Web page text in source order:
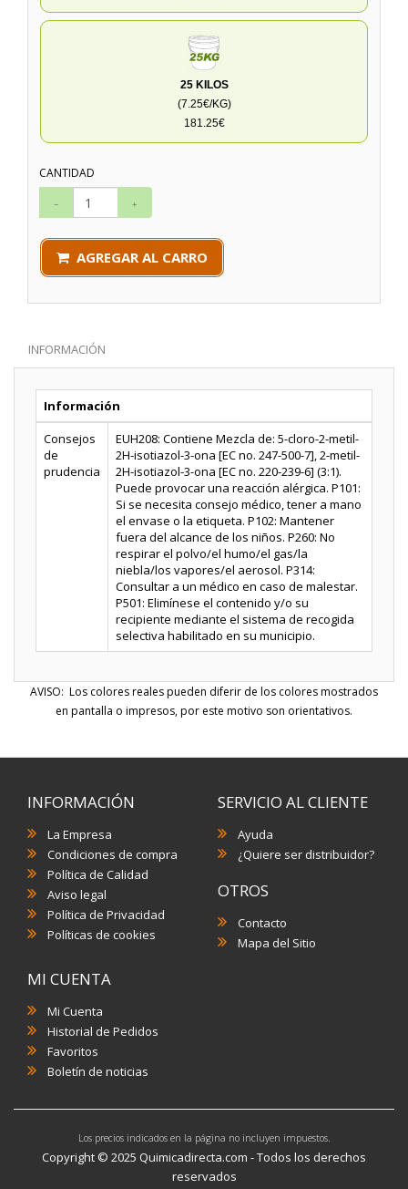
25 KILOS
(7.25€/KG)
181.25€
CANTIDAD
AGREGAR AL CARRO
INFORMACIÓN
Información
Consejos
de
prudencia
EUH208: Contiene Mezcla de: 5-cloro-2-metil-
2H-isotiazol-3-ona [EC no. 247-500-7], 2-metil-
2H-isotiazol-3-ona [EC no. 220-239-6] (3:1).
Puede provocar una reacción alérgica. P101:
Si se necesita consejo médico, tener a mano
el envase o la etiqueta. P102: Mantener
fuera del alcance de los niños. P260: No
respirar el polvo/el humo/el gas/la
niebla/los vapores/el aerosol. P314:
Consultar a un médico en caso de malestar.
P501: Elimínese el contenido y/o su
recipiente mediante el sistema de recogida
selectiva habilitado en su municipio.
AVISO: Los colores reales pueden diferir de los colores mostrados
en pantalla o impresos, por este motivo son orientativos.
INFORMACIÓN
La Empresa
Condiciones de compra
Política de Calidad
Aviso legal
Política de Privacidad
Políticas de cookies
SERVICIO AL CLIENTE
Ayuda
¿Quiere ser distribuidor?
OTROS
Contacto
Mapa del Sitio
MI CUENTA
Mi Cuenta
Historial de Pedidos
Favoritos
Boletín de noticias
Los precios indicados en la página no incluyen impuestos.
Copyright © 2025 Quimicadirecta.com - Todos los derechos
reservados